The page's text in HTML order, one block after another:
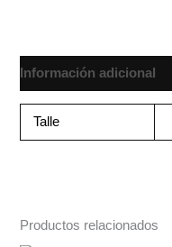
Información adicional
Talle
Productos relacionados